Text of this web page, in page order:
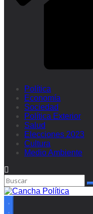
Política
Economía
Sociedad
Política Exterior
Salud
Elecciones 2023
Cultura
Medio Ambiente